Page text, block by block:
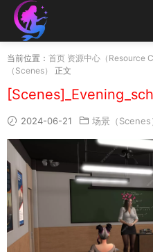
当前位置： 首页 资源中心（Resource
（Scenes）
正文
2024-06-21 场景（Scenes